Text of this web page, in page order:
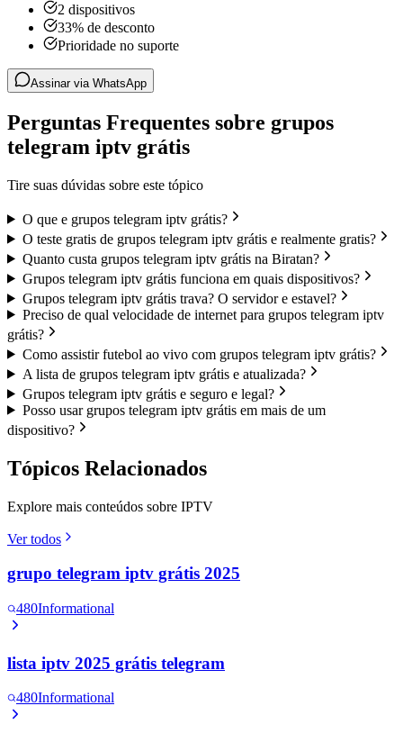
2 dispositivos
33% de desconto
Prioridade no suporte
Assinar via WhatsApp
Perguntas Frequentes sobre grupos
telegram iptv grátis
Tire suas dúvidas sobre este tópico
O que e grupos telegram iptv grátis?
O teste gratis de grupos telegram iptv grátis e realmente gratis?
Quanto custa grupos telegram iptv grátis na Biratan?
Grupos telegram iptv grátis funciona em quais dispositivos?
Grupos telegram iptv grátis trava? O servidor e estavel?
Preciso de qual velocidade de internet para grupos telegram iptv
grátis?
Como assistir futebol ao vivo com grupos telegram iptv grátis?
A lista de grupos telegram iptv grátis e atualizada?
Grupos telegram iptv grátis e seguro e legal?
Posso usar grupos telegram iptv grátis em mais de um
dispositivo?
Tópicos Relacionados
Explore mais conteúdos sobre IPTV
Ver todos
grupo telegram iptv grátis 2025
480Informational
lista iptv 2025 grátis telegram
480Informational